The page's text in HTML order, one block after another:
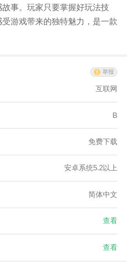
事。玩家只要掌握好玩法技
游戏带来的独特魅力，是一款
举报
互联网
B
免费下载
安卓系统5.2以上
简体中文
查看
查看